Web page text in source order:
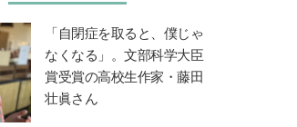
「自閉症を取ると、僕じゃ
なくなる」。文部科学大臣
賞受賞の高校生作家・藤田
壮眞さん